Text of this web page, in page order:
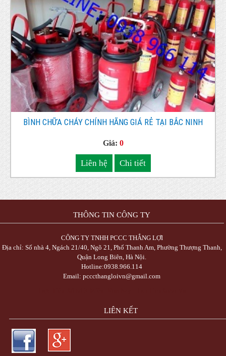
BÌNH CHỮA CHÁY CHÍNH HÃNG GIÁ RẺ TẠI BẮC NINH
Giá: 0
Liên hệ Chi tiết
THÔNG TIN CÔNG TY
CÔNG TY TNHH PCCC THẮNG LỢI
Địa chỉ: Số nhà 4, Ngách 21/40, Ngõ 21, Phố Thanh Am, Phường Thượng Thanh,
Quận Long Biên, Hà Nội.
Hotline:0938.966.114
Email: pcccthangloivn@gmail.com
LIÊN KẾT